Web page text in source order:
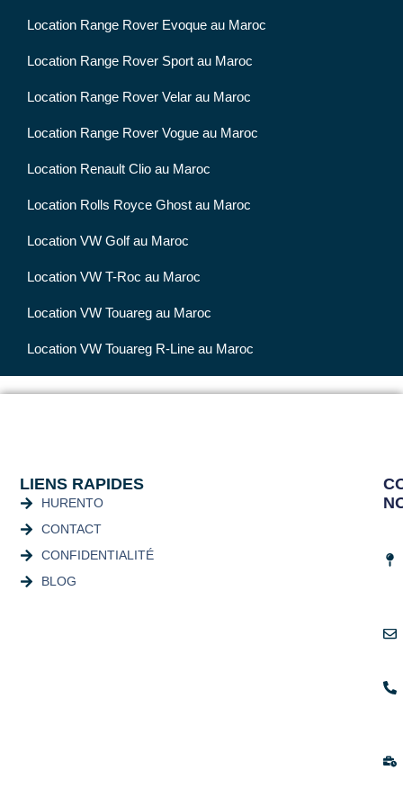
Location Range Rover Evoque au Maroc
Location Range Rover Sport au Maroc
Location Range Rover Velar au Maroc
Location Range Rover Vogue au Maroc
Location Renault Clio au Maroc
Location Rolls Royce Ghost au Maroc
Location VW Golf au Maroc
Location VW T-Roc au Maroc
Location VW Touareg au Maroc
Location VW Touareg R-Line au Maroc
LIENS RAPIDES
HURENTO
CONTACT
CONFIDENTIALITÉ
BLOG